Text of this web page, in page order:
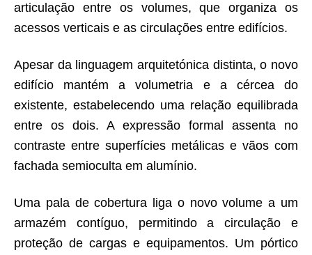
articulação entre os volumes, que organiza os
acessos verticais e as circulações entre edifícios.
Apesar da linguagem arquitetónica distinta, o novo
edifício mantém a volumetria e a cércea do
existente, estabelecendo uma relação equilibrada
entre os dois. A expressão formal assenta no
contraste entre superfícies metálicas e vãos com
fachada semioculta em alumínio.
Uma pala de cobertura liga o novo volume a um
armazém contíguo, permitindo a circulação e
proteção de cargas e equipamentos. Um pórtico